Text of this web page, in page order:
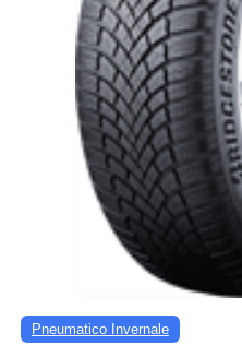
Pneumatico Invernale